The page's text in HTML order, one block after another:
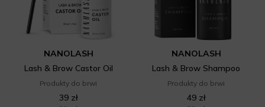
NANOLASH
Lash & Brow Castor Oil
Produkty do brwi
39 zł
NANOLASH
Lash & Brow Shampoo
Produkty do brwi
49 zł